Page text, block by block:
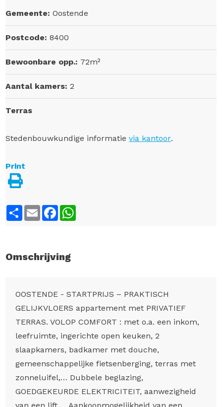
Gemeente:Oostende
Postcode:8400
Bewoonbare opp.: 72m²
Aantal kamers:2
Terras
Stedenbouwkundige informatievia kantoor.
Print
ShareEmailFacebook
Omschrijving
OOSTENDE - STARTPRIJS – PRAKTISCH
GELIJKVLOERS appartement met PRIVATIEF
TERRAS. VOLOP COMFORT : met o.a. een inkom,
leefruimte, ingerichte open keuken, 2
slaapkamers, badkamer met douche,
gemeenschappelijke fietsenberging, terras met
zonneluifel,… Dubbele beglazing,
GOEDGEKEURDE ELEKTRICITEIT, aanwezigheid
van een lift,… Aankoopmogelijkheid van een